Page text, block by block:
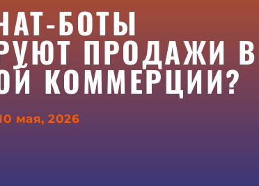
БОТЫ
ПРОДАЖИ В
КОММЕРЦИИ?
мая, 2026